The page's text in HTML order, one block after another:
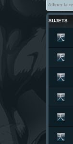
SUJETS